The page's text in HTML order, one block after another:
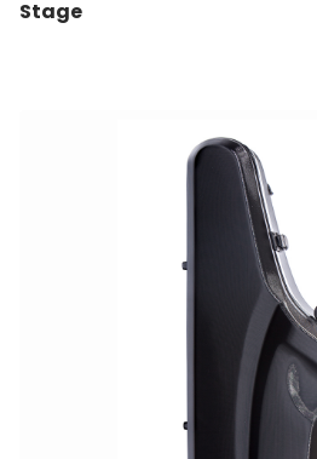
Stage